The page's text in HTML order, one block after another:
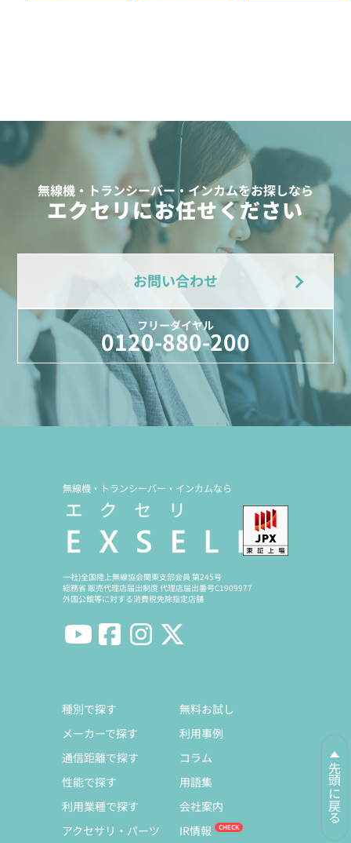
無線機・トランシーバー・インカムをお探しなら
エクセリにお任せください
お問い合わせ
フリーダイヤル
0120-880-200
先頭に戻る
無線機・トランシーバー・インカムなら
一社)全国陸上無線協会関東支部会員 第245号
総務省 販売代理店届出制度 代理店届出番号C1909977
外国公館等に対する消費税免除指定店舗
種別で探す
メーカーで探す
通信距離で探す
性能で探す
利用業種で探す
アクセサリ・パーツ
無料お試し
利用事例
コラム
用語集
会社案内
IR情報